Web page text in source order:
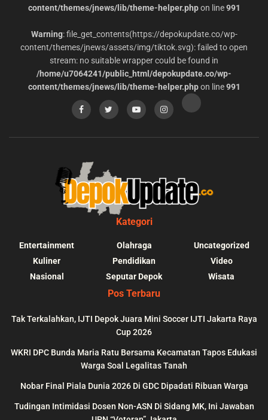
content/themes/jnews/lib/theme-helper.phpon line991
Warning: file_get_contents(https://depokupdate.co/wp-
content/themes/jnews/assets/img/tiktok.svg): failed to open
stream: no suitable wrapper could be found in
/home/u7064241/public_html/depokupdate.co/wp-
content/themes/jnews/lib/theme-helper.phpon line991
Kategori
Entertainment
Kuliner
Nasional
Olahraga
Pendidikan
Seputar Depok
Uncategorized
Video
Wisata
Pos Terbaru
Tak Terkalahkan, IJTI Depok Juara Mini Soccer IJTI Jakarta Raya
Cup 2026
WKRI DPC Bunda Maria Ratu Bersama Kecamatan Tapos Edukasi
Warga Soal Legalitas Tanah
Nobar Final Piala Dunia 2026 Di GDC Dipadati Ribuan Warga
Tudingan Intimidasi Dosen Non-ASN Di Sidang MK, Ini Jawaban
depokupdate.co/wp-
line
:
content/themes/
could be found in